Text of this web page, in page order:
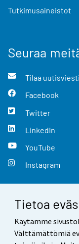
Tietoa
Käytämme
Välttämättömiä
Tutkimusaineistot
Seuraa
Tilaa uutisviesti
Facebook
Twitter
LinkedIn
YouTube
Instagram
Yhteystiedot
Palaute